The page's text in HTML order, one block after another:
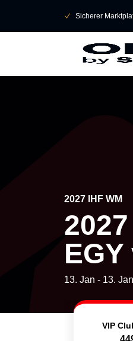
􀆅 Sicherer
2027 IHF WM
13. Jan - 13.
VIP